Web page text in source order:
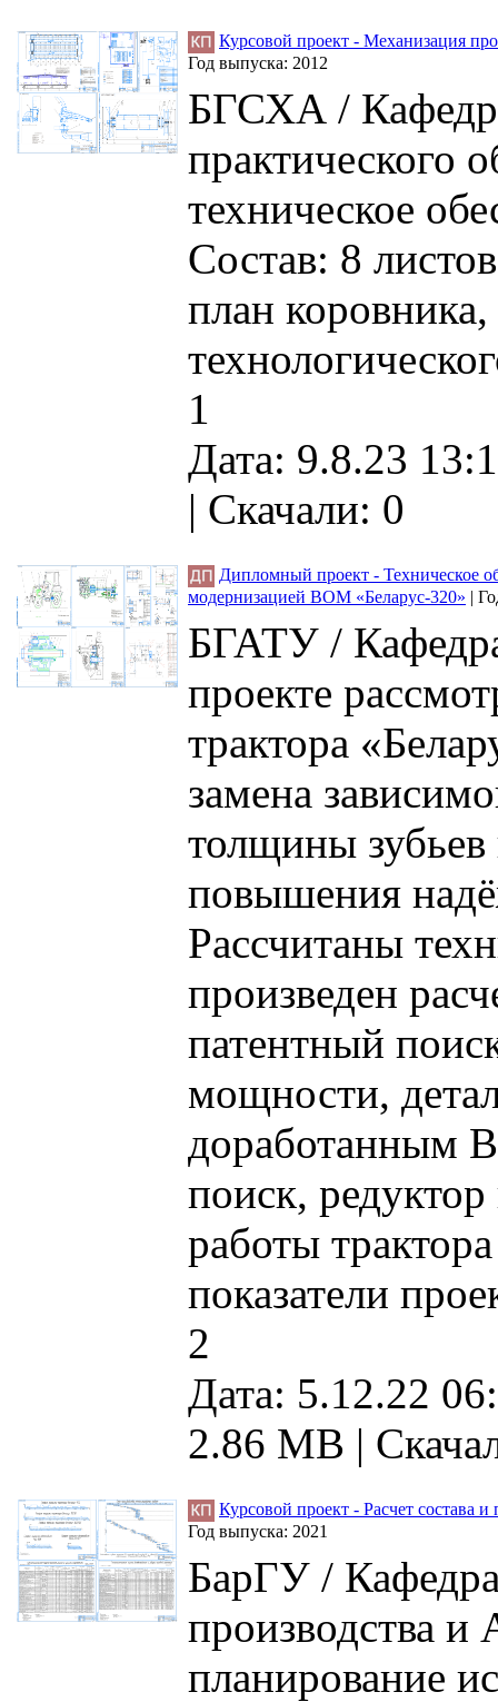
Курсовой проект - Механизация
Год выпуска: 2012
БГСХА /
практического
техническое
Состав: 8
план
1
Дата: 9.8.23
| Скачали: 0
Дипломный проект - Техническое
модернизацией ВОМ «Беларус-320» |
БГАТУ /
проекте
трактора
замена
толщины зубьев
повышения
Рассчитаны
произведен
патентный
мощности,
доработанным
поиск,
работы
показатели
2
Дата: 5.12.22
2.86 MB |
Курсовой проект - Расчет состава
Год выпуска: 2021
БарГУ /
производства и
планирование